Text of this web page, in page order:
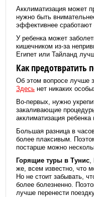
Акклиматизация может
нужно быть
эффективнее сработают
У ребенка может
кишечником из-за
Египет или Тайланд
Как предотвратить
Об этом вопросе лучше
Здесь нет никаких
Во-первых, нужно
закаливающие
акклиматизация
Большая разница в
более плаксивым.
постарше можно
Горящие туры в Тунис,
же, всем известно, что
Но не стоит забывать,
более болезненно.
лучше перенести